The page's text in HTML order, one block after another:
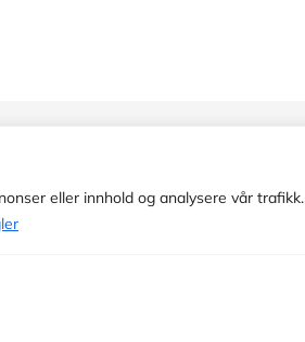
eller innhold og analysere vår trafikk.